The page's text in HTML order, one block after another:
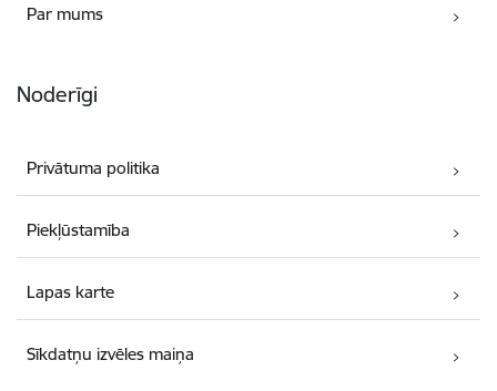
Par mums
Noderīgi
Privātuma politika
Piekļūstamība
Lapas karte
Sīkdatņu izvēles maiņa